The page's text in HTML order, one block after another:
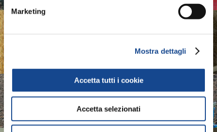
Marketing
Mostra dettagli
Accetta tutti i cookie
Accetta selezionati
ASSOMASE
Italian Self-Propelled Machinery Manufacturers
ASSOTRATTORI
Italian Tractors Manufacturers Association